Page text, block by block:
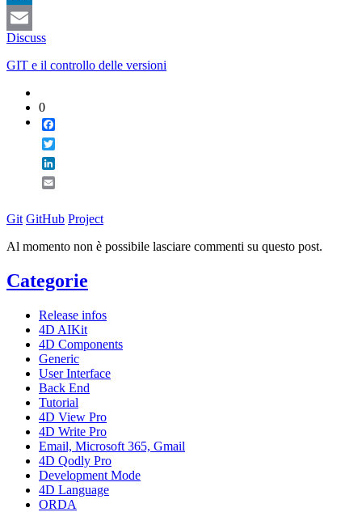
LinkedIn
Email
Discuss
GIT e il controllo delle versioni
0
Git GitHub Project
Al momento non è possibile lasciare commenti su questo post.
Categorie
Release infos
4D AIKit
4D Components
Generic
User Interface
Back End
Tutorial
4D View Pro
4D Write Pro
Email, Microsoft 365, Gmail
4D Qodly Pro
Development Mode
4D Language
ORDA